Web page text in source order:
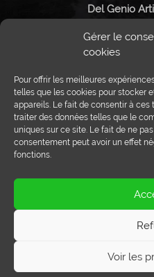
Gérer le
cookies
Pour offrir les meilleures
telles que les cookies pour stocker
appareils. Le fait de consentir à
traiter des données telles que le
uniques sur ce site. Le fait de ne
consentement peut avoir un effet
fonctions.
Voir les
Del Genio
Tél :
Fax :
Raphaël